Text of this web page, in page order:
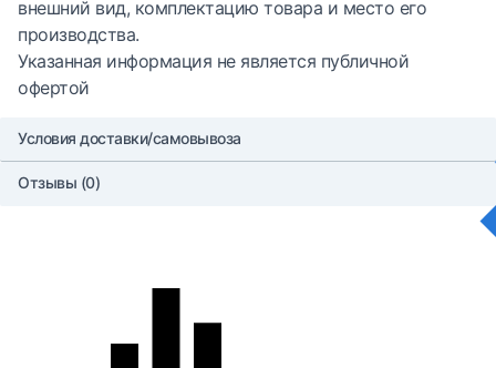
внешний вид, комплектацию товара и место его
производства.
Указанная информация не является публичной
офертой
Условия доставки/самовывоза
Отзывы (0)